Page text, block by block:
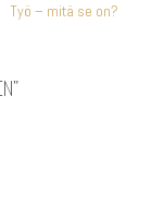
Työ – mitä se on?
”